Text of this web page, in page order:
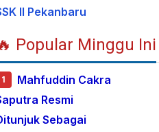
II Pekanbaru
Popular Minggu Ini
1
Mahfuddin Cakra
Resmi
Sebagai